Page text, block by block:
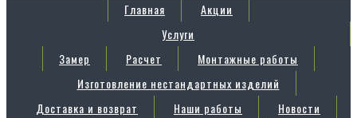
Главная
Акции
Услуги
Замер
Расчет
Монтажные работы
Изготовление нестандартных изделий
Доставка и возврат
Наши работы
Новости